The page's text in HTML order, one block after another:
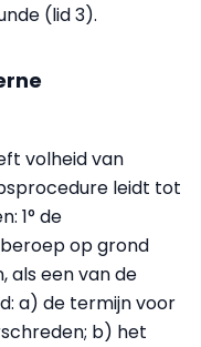
(lid 3).
volheid van
leidt tot
1° de
op grond
als een van de
a) de termijn voor
b) het